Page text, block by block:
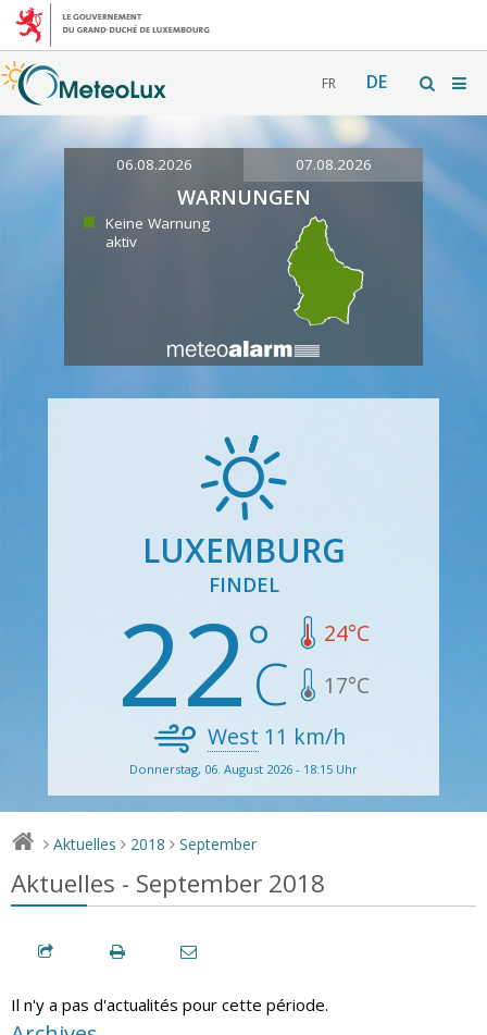
FR DE
06.08.2026 07.08.2026
WARNUNGEN
Keine Warnung
aktiv
LUXEMBURG
FINDEL
22 24°C
17°C
West 11 km/h
Donnerstag, 06. August 2026 - 18:15 Uhr
> Aktuelles > 2018 > September
Aktuelles - September 2018
Il n'y a pas d'actualités pour cette période.